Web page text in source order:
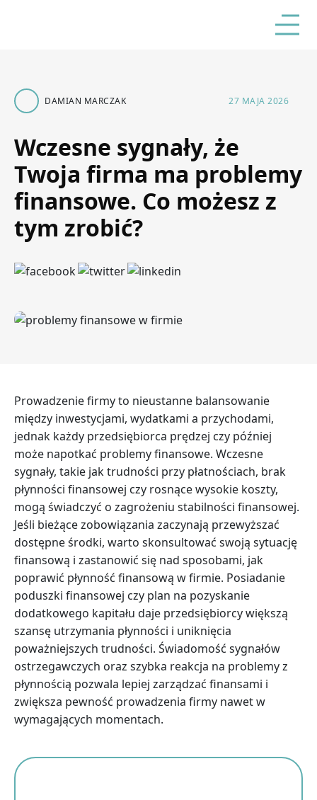
DAMIAN MARCZAK 27 MAJA 2026
Wczesne sygnały, że
Twoja firma ma problemy
finansowe. Co możesz z
tym zrobić?
Prowadzenie firmy to nieustanne balansowanie
między inwestycjami, wydatkami a przychodami,
jednak każdy przedsiębiorca prędzej czy później
może napotkać problemy finansowe. Wczesne
sygnały, takie jak trudności przy płatnościach, brak
płynności finansowej czy rosnące wysokie koszty,
mogą świadczyć o zagrożeniu stabilności finansowej.
Jeśli bieżące zobowiązania zaczynają przewyższać
dostępne środki, warto skonsultować swoją sytuację
finansową i zastanowić się nad sposobami, jak
poprawić płynność finansową w firmie. Posiadanie
poduszki finansowej czy plan na pozyskanie
dodatkowego kapitału daje przedsiębiorcy większą
szansę utrzymania płynności i uniknięcia
poważniejszych trudności. Świadomość sygnałów
ostrzegawczych oraz szybka reakcja na problemy z
płynnością pozwala lepiej zarządzać finansami i
zwiększa pewność prowadzenia firmy nawet w
wymagających momentach.